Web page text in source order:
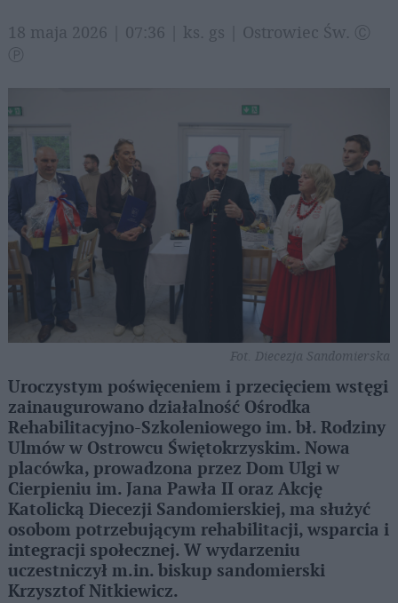
18 maja 2026 | 07:36 | ks. gs | Ostrowiec Św. Ⓒ
Ⓟ
Fot. Diecezja Sandomierska
Uroczystym poświęceniem i przecięciem wstęgi
zainaugurowano działalność Ośrodka
Rehabilitacyjno-Szkoleniowego im. bł. Rodziny
Ulmów w Ostrowcu Świętokrzyskim. Nowa
placówka, prowadzona przez Dom Ulgi w
Cierpieniu im. Jana Pawła II oraz Akcję
Katolicką Diecezji Sandomierskiej, ma służyć
osobom potrzebującym rehabilitacji, wsparcia i
integracji społecznej. W wydarzeniu
uczestniczył m.in. biskup sandomierski
Krzysztof Nitkiewicz.